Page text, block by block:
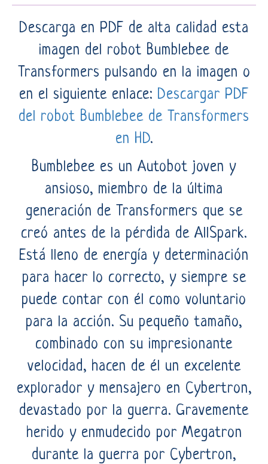
Descarga en PDF de alta calidad esta
imagen del robot Bumblebee de
Transformers pulsando en la imagen o
en el siguiente enlace: Descargar PDF
del robot Bumblebee de Transformers
en HD.
Bumblebee es un Autobot joven y
ansioso, miembro de la última
generación de Transformers que se
creó antes de la pérdida de AllSpark.
Está lleno de energía y determinación
para hacer lo correcto, y siempre se
puede contar con él como voluntario
para la acción. Su pequeño tamaño,
combinado con su impresionante
velocidad, hacen de él un excelente
explorador y mensajero en Cybertron,
devastado por la guerra. Gravemente
herido y enmudecido por Megatron
durante la guerra por Cybertron,